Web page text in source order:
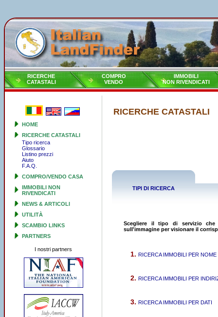
RICERCHE
CATASTALI
COMPRO
VENDO
IMMOBILI
NON RIVENDICATI
HOME
RICERCHE CATASTALI
Tipo ricerca
Glossario
Listino prezzi
Aiuto
F.A.Q.
COMPRO/VENDO CASA
IMMOBILI NON
RIVENDICATI
NEWS & ARTICOLI
UTILITÀ
SCAMBIO LINKS
PARTNERS
I nostri partners
RICERCHE CATASTALI
TIPI DI RICERCA
Scegliere il tipo di servizio che
sull'immagine per visionare il
RICERCA IMMOBILI PER
RICERCA IMMOBILI PER
RICERCA IMMOBILI PER DATI